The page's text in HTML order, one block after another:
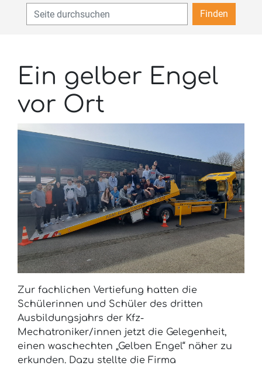
Finden
Ein gelber Engel
vor Ort
Zur fachlichen Vertiefung hatten die
Schülerinnen und Schüler des dritten
Ausbildungsjahrs der Kfz-
Mechatroniker/innen jetzt die Gelegenheit,
einen waschechten „Gelben Engel“ näher zu
erkunden. Dazu stellte die Firma